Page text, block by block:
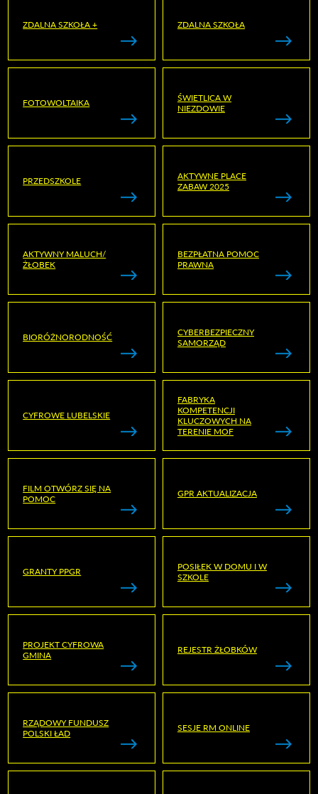
ZDALNA SZKOŁA + ZDALNA SZKOŁA
FOTOWOLTAIKA
ŚWIETLICA W
NIEZDOWIE
PRZEDSZKOLE
AKTYWNE PLACE
ZABAW 2025
AKTYWNY MALUCH/
ŻŁOBEK
BEZPŁATNA POMOC
PRAWNA
BIORÓŻNORODNOŚĆ
CYBERBEZPIECZNY
SAMORZĄD
CYFROWE LUBELSKIE
FABRYKA
KOMPETENCJI
KLUCZOWYCH NA
TERENIE MOF
FILM OTWÓRZ SIĘ NA
POMOC
GPR AKTUALIZACJA
GRANTY PPGR
POSIŁEK W DOMU I W
SZKOLE
PROJEKT CYFROWA
GMINA
REJESTR ŻŁOBKÓW
RZĄDOWY FUNDUSZ
POLSKI ŁAD
SESJE RM ONLINE